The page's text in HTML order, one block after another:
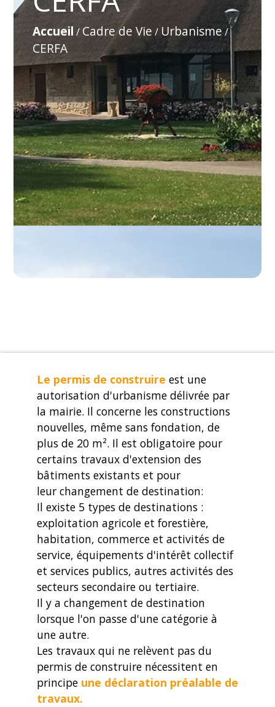
Accueil / Cadre de Vie / Urbanisme/
CERFA
Le permis de construire est une
autorisation d'urbanisme délivrée par
la mairie. Il concerne les constructions
nouvelles, même sans fondation, de
plus de 20 m². Il est obligatoire pour
certains travaux d'extension des
bâtiments existants et pour
leur changement de destination:
Il existe 5 types de destinations :
exploitation agricole et forestière,
habitation, commerce et activités de
service, équipements d'intérêt collectif
et services publics, autres activités des
secteurs secondaire ou tertiaire.
Il y a changement de destination
lorsque l'on passe d'une catégorie à
une autre.
Les travaux qui ne relèvent pas du
permis de construire nécessitent en
principe une déclaration préalable de
travaux.